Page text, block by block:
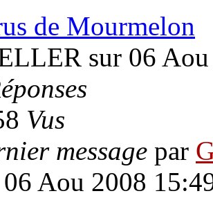
de Mourmelon
sur 06
Vus
message par
Aou 2008